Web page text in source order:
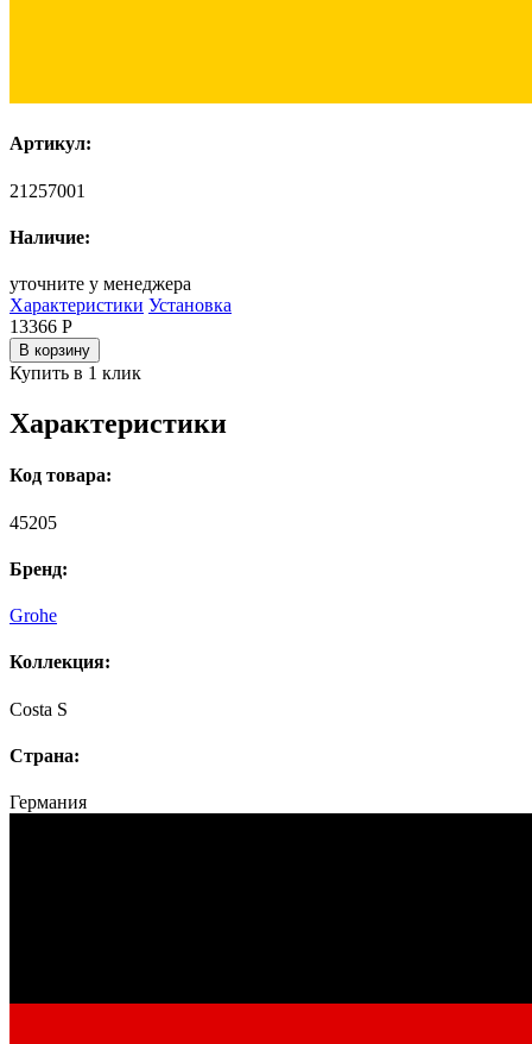
Артикул:
21257001
Наличие:
уточните у менеджера
Характеристики Установка
13366 Р
В корзину
Купить в 1 клик
Характеристики
Код товара:
45205
Бренд:
Grohe
Коллекция:
Costa S
Страна:
Германия